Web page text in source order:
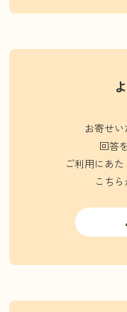
お寄せい
回答
ご利用にあた
こち